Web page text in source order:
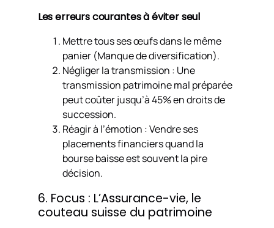
Les erreurs courantes à éviter seul
Mettre tous ses œufs dans le même
panier (Manque de diversification).
Négliger la transmission : Une
transmission patrimoine mal préparée
peut coûter jusqu’à 45% en droits de
succession.
Réagir à l’émotion : Vendre ses
placements financiers quand la
bourse baisse est souvent la pire
décision.
6. Focus : L’Assurance-vie, le
couteau suisse du patrimoine